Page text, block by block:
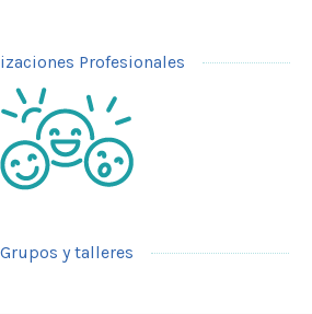
Profesionales
Grupos y talleres